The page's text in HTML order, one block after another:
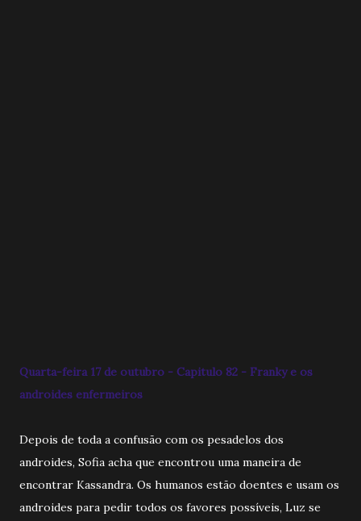
Quarta-feira 17 de outubro - Capitulo 82 - Franky e os
androides enfermeiros
Depois de toda a confusão com os pesadelos dos
androides, Sofia acha que encontrou uma maneira de
encontrar Kassandra. Os humanos estão doentes e usam os
androides para pedir todos os favores possíveis, Luz se